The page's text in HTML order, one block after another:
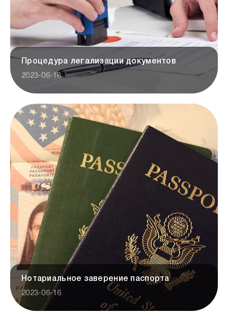
Процедура легализации документов
2023-06-18
Нотариальное заверение паспорта
2023-06-16